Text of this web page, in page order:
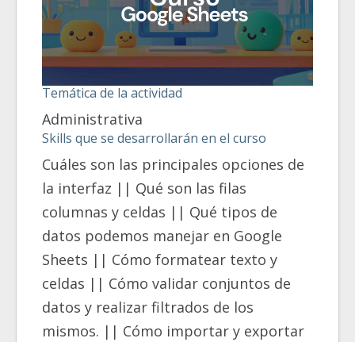
Temática de la actividad
Administrativa
Skills que se desarrollarán en el curso
Cuáles son las principales opciones de
la interfaz || Qué son las filas
columnas y celdas || Qué tipos de
datos podemos manejar en Google
Sheets || Cómo formatear texto y
celdas || Cómo validar conjuntos de
datos y realizar filtrados de los
mismos. || Cómo importar y exportar